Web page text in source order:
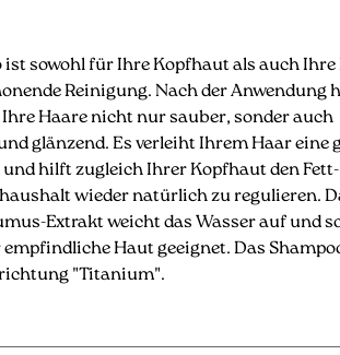
ist sowohl für Ihre Kopfhaut als auch Ihre
Reinigung. Nach der Anwendung
Haare nicht nur sauber, sonder auch
glänzend. Es verleiht Ihrem Haar eine
hilft zugleich Ihrer Kopfhaut den
wieder natürlich zu regulieren.
Extrakt weicht das Wasser auf und
Haut geeignet. Das
"Titanium".